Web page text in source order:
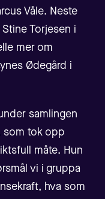
Våle. Neste
Torjesen i
mer om
Ødegård i
samlingen
som tok opp
måte. Hun
vi i gruppa
hva som